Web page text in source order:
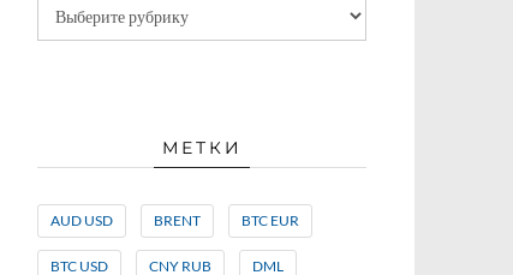
МЕТКИ
AUD USD BRENT BTC EUR
BTC USD CNY RUB DML